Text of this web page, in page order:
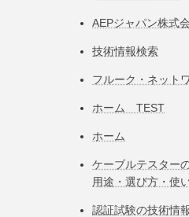
AEPジャパン株式
技術情報検索
フルーク・ネット
ホーム TEST
ホーム
ケーブルテスター
用途・選び方・使
認証試験の技術情